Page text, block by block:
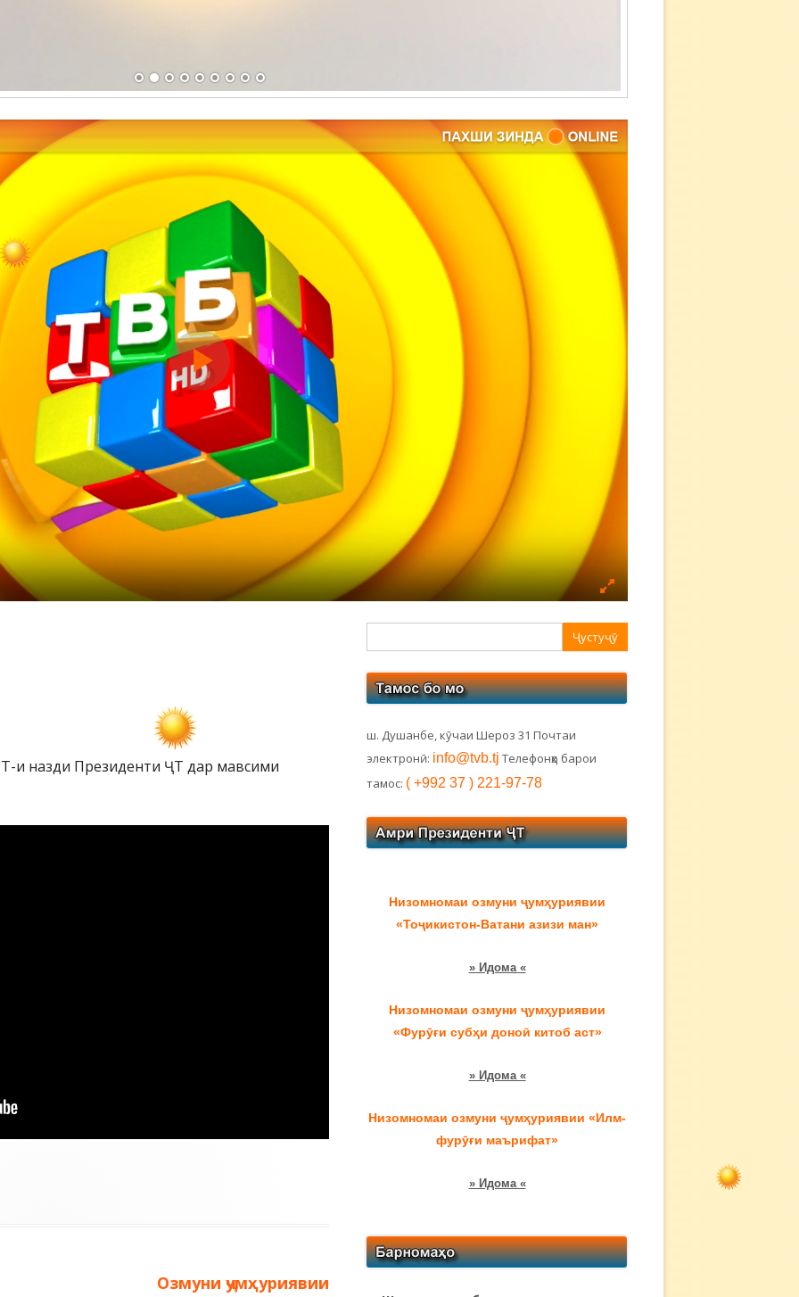
и назди Президенти ҶТ дар мавсими
Следующая
Озмуни ҷумҳуриявии
боковая
ш. Душанбе, кӯчаи Шероз 31 Почтаи
электронӣ: info@tvb.tj Телефонҳо барои
тамос: ( +992 37 ) 221-97-78
Низомномаи озмуни ҷумҳуриявии
«Тоҷикистон-Ватани азизи ман»
» Идома «
Низомномаи озмуни ҷумҳуриявии
«Фурӯғи субҳи доноӣ китоб аст»
» Идома «
Низомномаи озмуни ҷумҳуриявии «Илм-
фурӯғи маърифат»
» Идома «